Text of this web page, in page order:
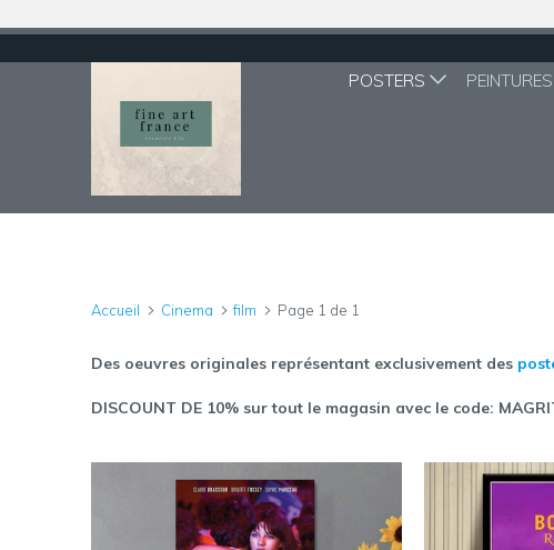
POSTERS PEINTURES
Accueil Cinema film Page 1 de 1
Des oeuvres originales représentant exclusivement des
DISCOUNT DE 10% sur tout le magasin avec le code: